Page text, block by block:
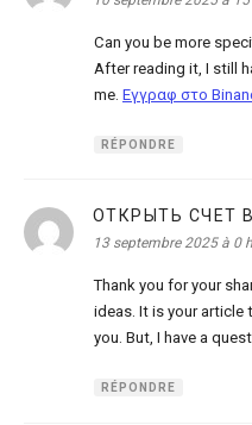
Can you be more
After reading it, I still
me. Εγγραφ στο
RÉPONDRE
ОТКРЫТЬ СЧЕТ В
13 septembre 2025 à 0
Thank you for your
ideas. It is your article
you. But, I have a
RÉPONDRE